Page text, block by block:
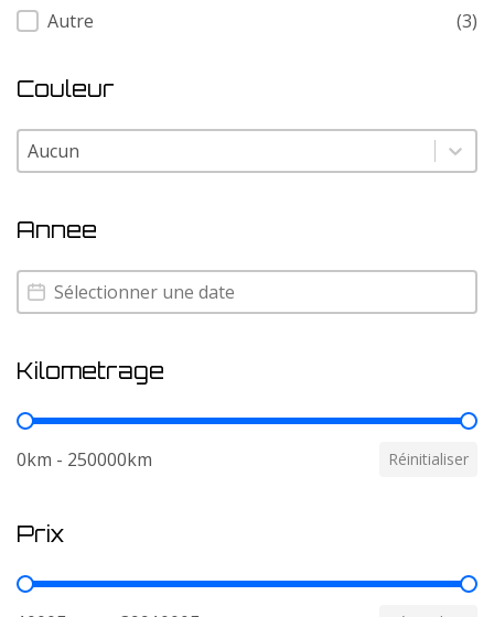
Autre
(3)
Couleur
Couleur
Couleur
Annee
Annee
Annee
Kilometrage
Kilometrage
0km - 250000km Réinitialiser
Prix
Prix